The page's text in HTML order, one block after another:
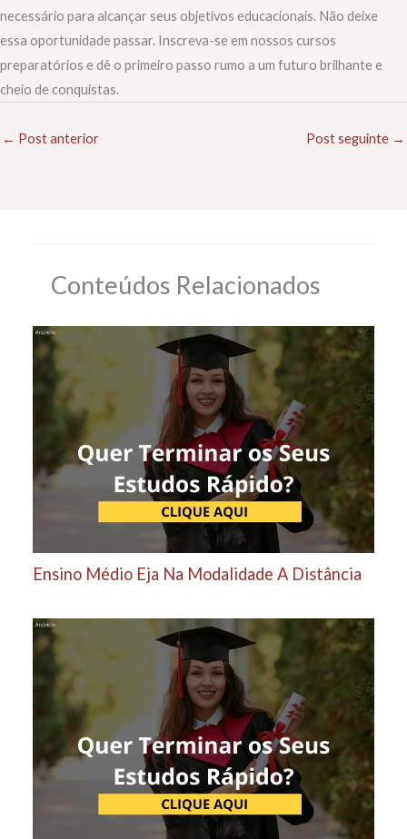
necessário para alcançar seus objetivos educacionais. Não deixe
essa oportunidade passar. Inscreva-se em nossos cursos
preparatórios e dê o primeiro passo rumo a um futuro brilhante e
cheio de conquistas.
← Post anterior Post seguinte →
Conteúdos Relacionados
Ensino Médio Eja Na Modalidade A Distância